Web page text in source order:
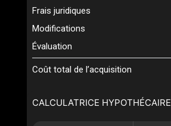
CALCULATRICE HYPOTHÉCAIRE
Frais juridiques
Modifications
Évaluation
Coût total de l’acquisition